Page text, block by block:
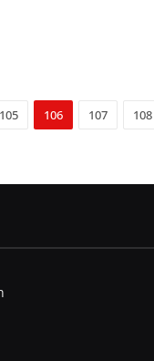
105 106 107 108